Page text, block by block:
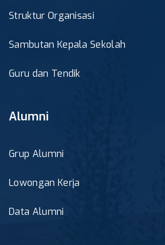
Struktur Organisasi
Sambutan Kepala Sekolah
Guru dan Tendik
Alumni
Grup Alumni
Lowongan Kerja
Data Alumni